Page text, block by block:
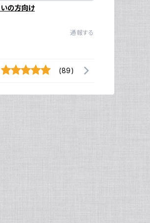
の方向け
通報する
(89)